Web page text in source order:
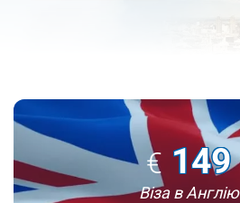
€ 149
Віза в Англію